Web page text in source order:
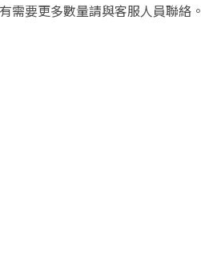
需要更多數量請與客服人員聯絡。